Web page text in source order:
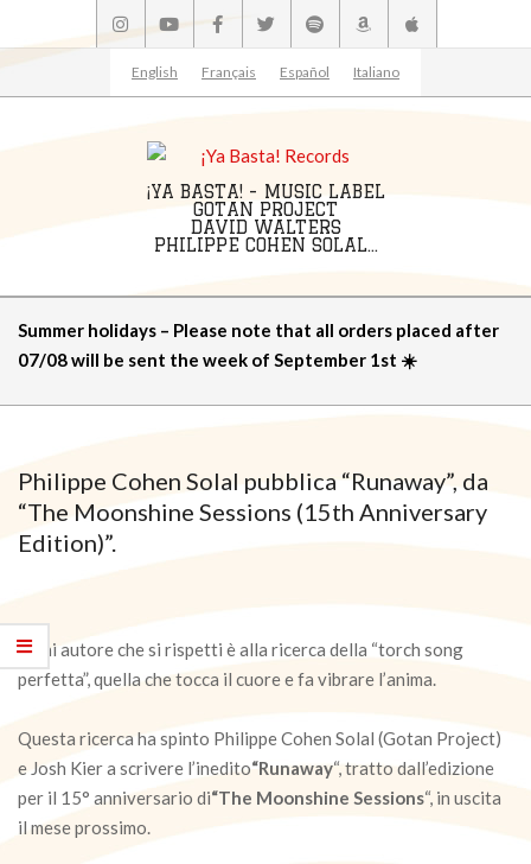
to
English Français Español Italiano
¡YA BASTA! - MUSIC LABEL
GOTAN PROJECT
DAVID WALTERS
PHILIPPE COHEN SOLAL...
Navigation
Menu
Summer holidays – Please note that all orders placed after
07/08 will be sent the week of September 1st ☀️
Philippe Cohen Solal pubblica “Runaway”, da
“The Moonshine Sessions (15th Anniversary
Edition)”.
Ogni autore che si rispetti è alla ricerca della “torch song
perfetta”, quella che tocca il cuore e fa vibrare l’anima.
Questa ricerca ha spinto Philippe Cohen Solal (Gotan Project)
e Josh Kier a scrivere l’inedito“Runaway“, tratto dall’edizione
per il 15° anniversario di“The Moonshine Sessions“, in uscita
il mese prossimo.